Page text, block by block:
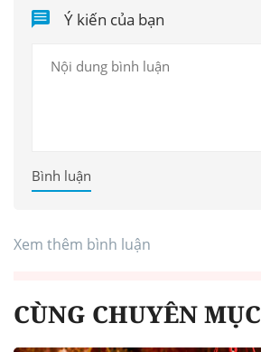
Ý kiến của bạn
Bình luận
Xem thêm bình luận
CÙNG CHUYÊN MỤC